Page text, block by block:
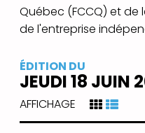
Québec (FCCQ) et
de l'entreprise
ÉDITION DU
JEUDI 18 JUIN
AFFICHAGE